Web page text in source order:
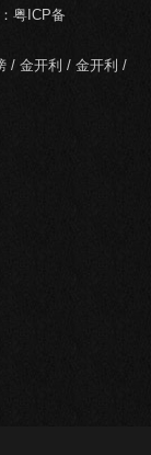
粤ICP备
/ 金开利 / 金开利 /